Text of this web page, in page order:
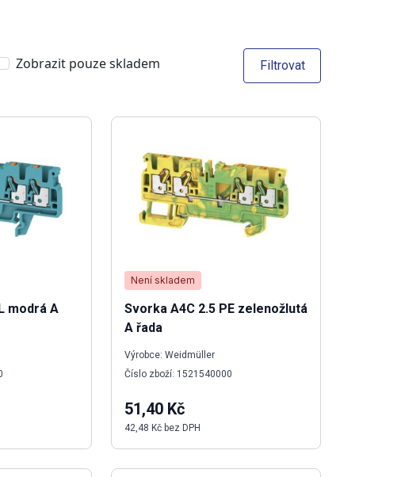
Zobrazit pouze skladem Filtrovat
modrá A
Není skladem
Svorka A4C 2.5 PE zelenožlutá
A řada
Výrobce: Weidmüller
Číslo zboží: 1521540000
51,40 Kč
42,48 Kč bez DPH